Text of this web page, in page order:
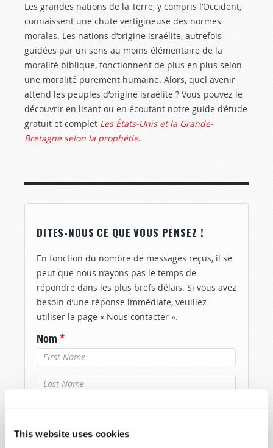
This website uses cookies
Les grandes nations de la Terre, y compris l’Occident,
connaissent une chute vertigineuse des normes
morales. Les nations d’origine israélite, autrefois
guidées par un sens au moins élémentaire de la
moralité biblique, fonctionnent de plus en plus selon
une moralité purement humaine. Alors, quel avenir
attend les peuples d’origine israélite ? Vous pouvez le
découvrir en lisant ou en écoutant notre guide d’étude
gratuit et complet Les États-Unis et la Grande-
Bretagne selon la prophétie.
DITES-NOUS CE QUE VOUS PENSEZ !
En fonction du nombre de messages reçus, il se
peut que nous n’ayons pas le temps de
répondre dans les plus brefs délais. Si vous avez
besoin d’une réponse immédiate, veuillez
utiliser la page « Nous contacter ».
Nom *
Nom de
famille
Email*